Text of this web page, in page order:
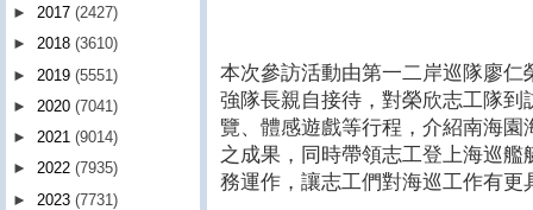
本次參訪活動由第一二岸巡隊廖
強隊長親自接待，對榮欣志工隊
覽、體感遊戲等行程，介紹南海
之成果，同時帶領志工登上海巡
務運作，讓志工們對海巡工作有更
► 2017 (2427)
► 2018 (3610)
► 2019 (5551)
► 2020 (7041)
► 2021 (9014)
► 2022 (7935)
► 2023 (7731)